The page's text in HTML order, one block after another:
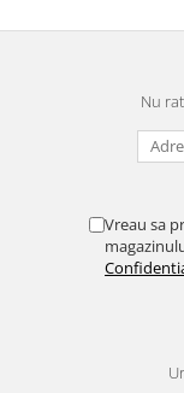
Nu
Vreau sa